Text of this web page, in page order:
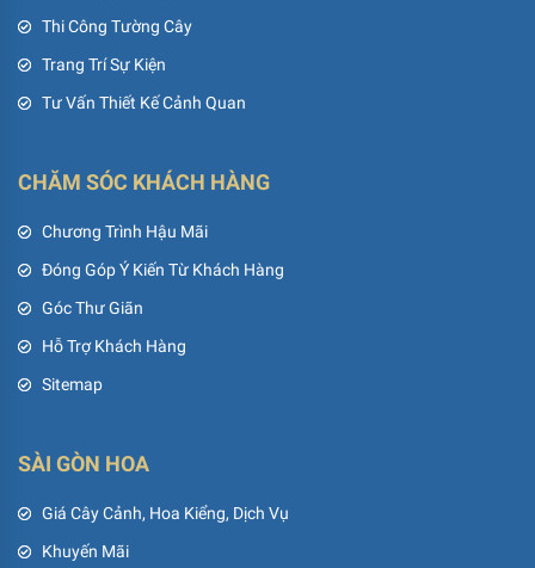
Thi Công Tường Cây
Trang Trí Sự Kiện
Tư Vấn Thiết Kế Cảnh Quan
CHĂM SÓC KHÁCH HÀNG
Chương Trình Hậu Mãi
Đóng Góp Ý Kiến Từ Khách Hàng
Góc Thư Giãn
Hỗ Trợ Khách Hàng
Sitemap
SÀI GÒN HOA
Giá Cây Cảnh, Hoa Kiểng, Dịch Vụ
Khuyến Mãi